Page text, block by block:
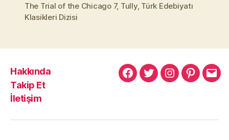
The Trial of the Chicago 7, Tully, Türk Edebiyatı
Klasikleri Dizisi
Hakkında
Takip Et
İletişim
MuratMuratMuratPinterest